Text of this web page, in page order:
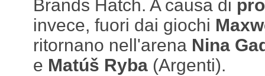
Brands Hatch. A causa di
invece, fuori dai giochi
ritornano nell'arena Nina
e Matúš Ryba (Argenti).